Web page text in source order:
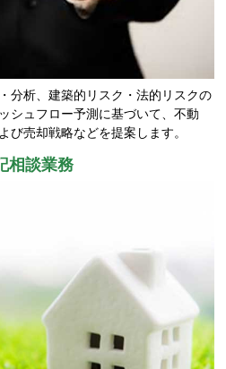
分析、建築的リスク・法的リスクの
シュフロー予測に基づいて、不動
び売却戦略などを提案します。
相談業務